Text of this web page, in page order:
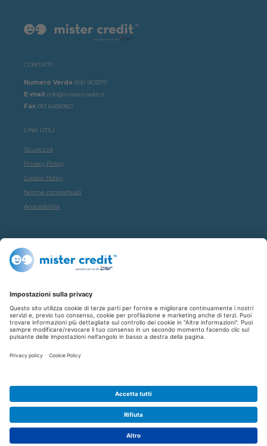
CONTATTI
Numero Verde 800 903370
E-mail info@mistercredit.it
Fax 051 6458960
LINK UTILI
Sicurezza
Privacy Policy
Cookie Policy
Norme contrattuali
Accessibilità
SOCIAL
Facebook
Youtube
© Copyright 2026 CRIF S.p.A.: via della Beverara, 21 • 40131 Bologna • Italia
Società soggetta all'attività di direzione e coordinamento di CRIBIS
Holding S.r.l. - Società con unico socio -Società con Sistema di
Gestione Certificato da DNV ISO 9001, ISO 45001, ISO/IEC 27001,
ISO14001